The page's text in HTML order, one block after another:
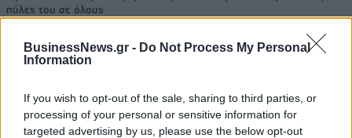
BusinessNews.gr - Do Not Process My Personal
Information
If you wish to opt-out of the sale, sharing to third parties, or
processing of your personal or sensitive information for
targeted advertising by us, please use the below opt-out
πύλες του σε όλους
ΠΕΡΙΣΣΌΤΕΡΑ ΣΕ ΑΥΤΉ ΤΗΝ ΚΑΤΗΓΟΡΊΑ